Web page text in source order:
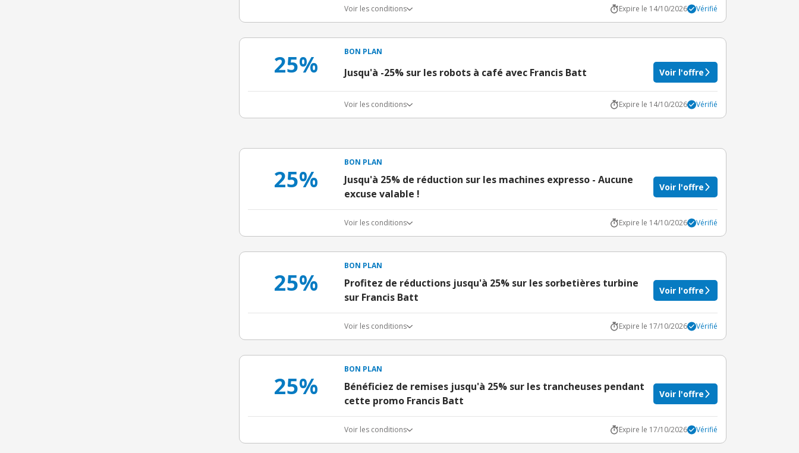
Voir les conditions Expire le 14/10/2026 Vérifié
25% BON PLAN
Jusqu'à -25% sur les robots à café avec Francis Batt Voir l'offre
Voir les conditions Expire le 14/10/2026 Vérifié
25%
BON PLAN
Jusqu'à 25% de réduction sur les machines expresso - Aucune
excuse valable !
Voir l'offre
Voir les conditions Expire le 14/10/2026 Vérifié
25%
BON PLAN
Profitez de réductions jusqu'à 25% sur les sorbetières turbine
sur Francis Batt
Voir l'offre
Voir les conditions Expire le 17/10/2026 Vérifié
25%
BON PLAN
Bénéficiez de remises jusqu'à 25% sur les trancheuses pendant
cette promo Francis Batt
Voir l'offre
Voir les conditions Expire le 17/10/2026 Vérifié